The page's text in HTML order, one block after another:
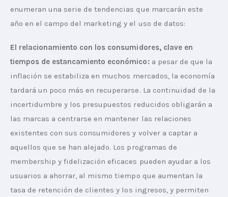
enumeran una serie de tendencias que marcarán este
año en el campo del marketing y el uso de datos:
El relacionamiento con los consumidores, clave en
tiempos de estancamiento económico: a pesar de que la
inflación se estabiliza en muchos mercados, la economía
tardará un poco más en recuperarse. La continuidad de la
incertidumbre y los presupuestos reducidos obligarán a
las marcas a centrarse en mantener las relaciones
existentes con sus consumidores y volver a captar a
aquellos que se han alejado. Los programas de
membership y fidelización eficaces pueden ayudar a los
usuarios a ahorrar, al mismo tiempo que aumentan la
tasa de retención de clientes y los ingresos, y permiten